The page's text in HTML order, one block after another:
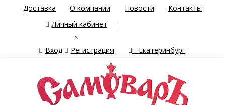
Доставка О компании Новости
Контакты
Личный кабинет
×
Вход
Регистрация г. Екатеринбург